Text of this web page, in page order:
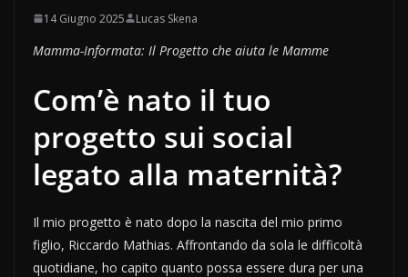
14 Giugno 2025 Lucas Skena
Mamma-Informata: Il Progetto che aiuta le Mamme
Com’è nato il tuo
progetto sui social
legato alla maternità?
Il mio progetto è nato dopo la nascita del mio primo
figlio, Riccardo Mathias. Affrontando da sola le difficoltà
quotidiane, ho capito quanto possa essere dura per una